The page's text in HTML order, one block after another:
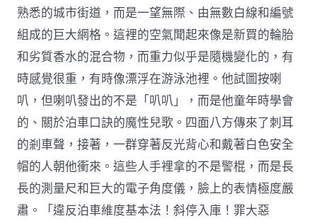
熟悉的城市街道，而是一望無際、由無數白線和編號
組成的巨大網格。這裡的空氣聞起來像是新買的輪胎
和劣質香水的混合物，而重力似乎是隨機變化的，有
時感覺很重，有時像漂浮在游泳池裡。他試圖按喇
叭，但喇叭發出的不是「叭叭」，而是他童年時學會
的、關於泊車口訣的魔性兒歌。四面八方傳來了刺耳
的剎車聲，接著，一群穿著反光背心和戴著白色安全
帽的人朝他衝來。這些人手裡拿的不是警棍，而是長
長的測量尺和巨大的電子角度儀，臉上的表情極度嚴
肅。「違反泊車維度基本法！斜停入庫！罪大惡